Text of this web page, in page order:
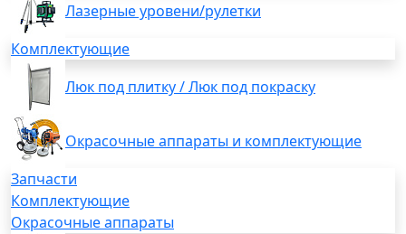
Лазерные уровени/рулетки
Комплектующие
Люк под плитку / Люк под покраску
Окрасочные аппараты и комплектующие
Запчасти
Комплектующие
Окрасочные аппараты